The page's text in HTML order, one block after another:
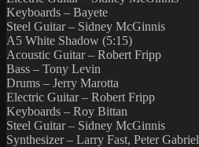
Keyboards – Bayete
Steel Guitar – Sidney McGinnis
A5 White Shadow (5:15)
Acoustic Guitar – Robert Fripp
Bass – Tony Levin
Drums – Jerry Marotta
Electric Guitar – Robert Fripp
Keyboards – Roy Bittan
Steel Guitar – Sidney McGinnis
Synthesizer – Larry Fast, Peter Gabriel